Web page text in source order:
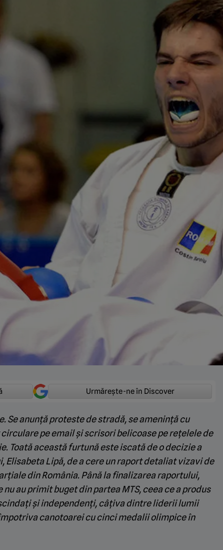
Urmărește-ne în Discover
Se anunță proteste de stradă, se amenință cu
pe email și scrisori belicoase pe rețelele de
Toată această furtună este iscată de o decizie a
Lipă, de a cere un raport detaliat vizavi de
din România. Până la finalizarea raportului,
au primit buget din partea MTS, ceea ce a produs
și independenți, câțiva dintre liderii lumii
canotoarei cu cinci medalii olimpice în